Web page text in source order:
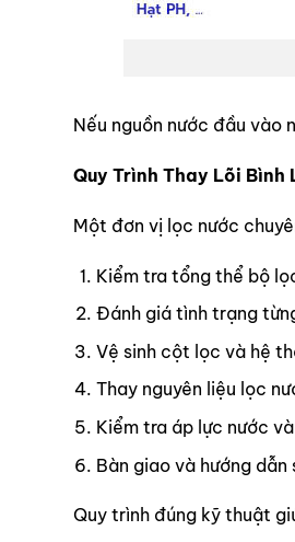
Nếu nguồn nước đầu vào
Quy Trình Thay Lõi Bình
Một đơn vị lọc nước
Kiểm tra tổng thể bộ
Đánh giá tình trạng
Vệ sinh cột lọc và hệ
Thay nguyên liệu lọc
Kiểm tra áp lực nước
Bàn giao và hướng dẫn
Quy trình đúng kỹ thuật